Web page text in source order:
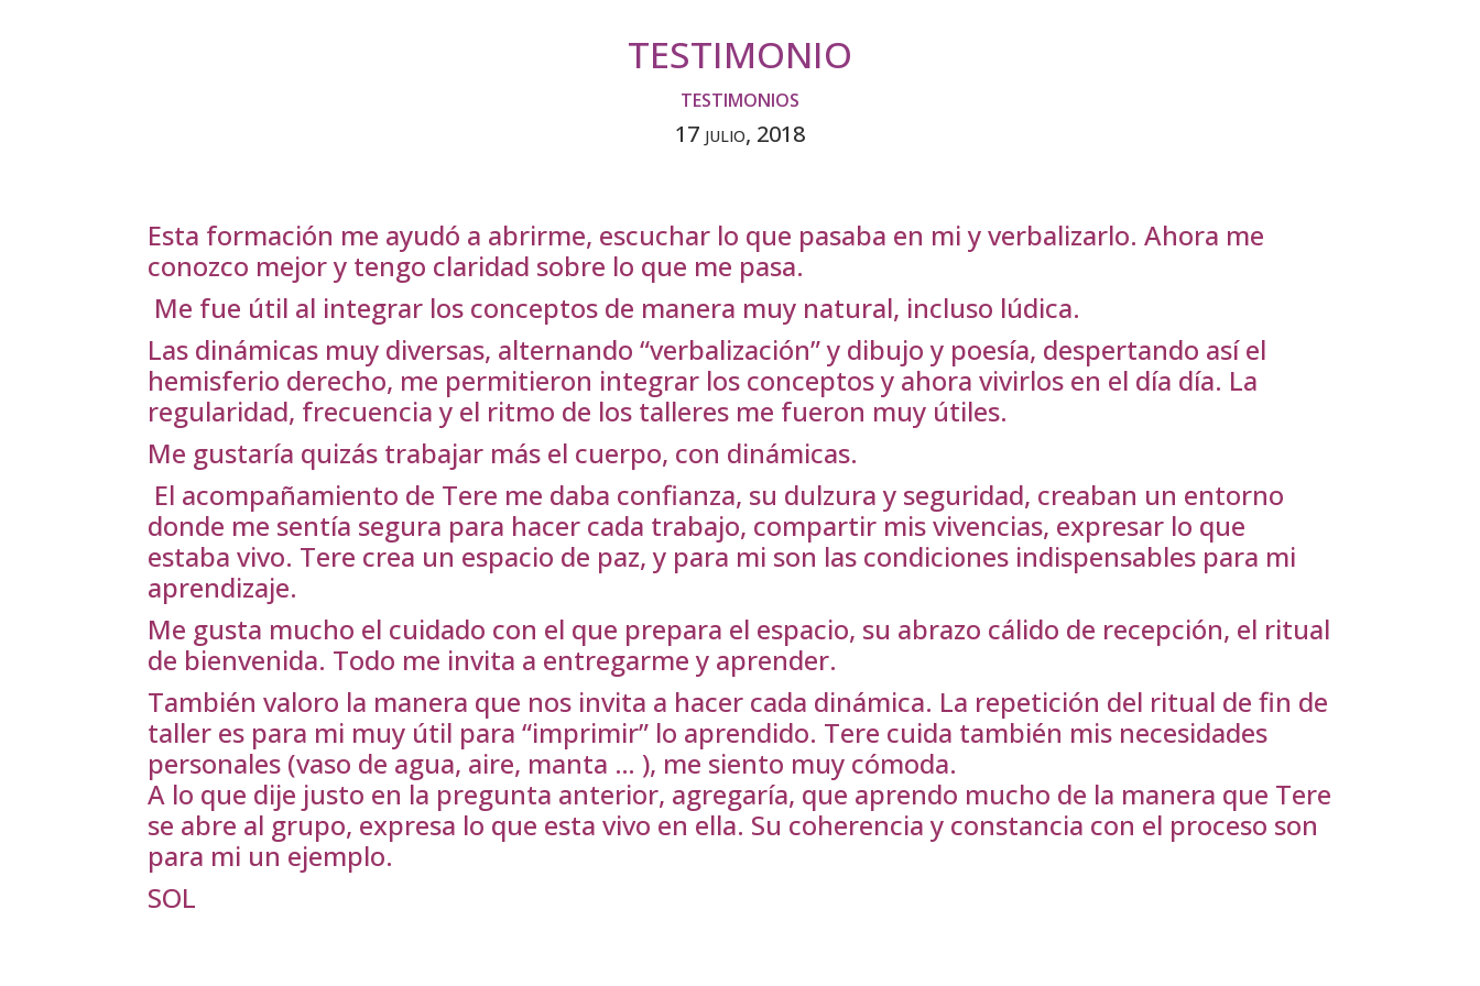
TESTIMONIO
TESTIMONIOS
17 julio, 2018
Esta formación me ayudó a abrirme, escuchar lo que pasaba en mi y verbalizarlo. Ahora me
conozco mejor y tengo claridad sobre lo que me pasa.
Me fue útil al integrar los conceptos de manera muy natural, incluso lúdica.
Las dinámicas muy diversas, alternando “verbalización” y dibujo y poesía, despertando así el
hemisferio derecho, me permitieron integrar los conceptos y ahora vivirlos en el día día. La
regularidad, frecuencia y el ritmo de los talleres me fueron muy útiles.
Me gustaría quizás trabajar más el cuerpo, con dinámicas.
El acompañamiento de Tere me daba confianza, su dulzura y seguridad, creaban un entorno
donde me sentía segura para hacer cada trabajo, compartir mis vivencias, expresar lo que
estaba vivo. Tere crea un espacio de paz, y para mi son las condiciones indispensables para mi
aprendizaje.
Me gusta mucho el cuidado con el que prepara el espacio, su abrazo cálido de recepción, el ritual
de bienvenida. Todo me invita a entregarme y aprender.
También valoro la manera que nos invita a hacer cada dinámica. La repetición del ritual de fin de
taller es para mi muy útil para “imprimir” lo aprendido. Tere cuida también mis necesidades
personales (vaso de agua, aire, manta … ), me siento muy cómoda.
A lo que dije justo en la pregunta anterior, agregaría, que aprendo mucho de la manera que Tere
se abre al grupo, expresa lo que esta vivo en ella. Su coherencia y constancia con el proceso son
para mi un ejemplo.
SOL